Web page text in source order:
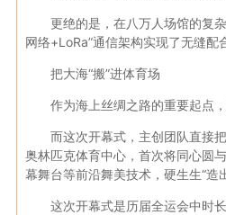
更绝的是，在八万人场馆的复
网络+LoRa”通信架构实现了无缝配
把大海“搬”进体育场
作为海上丝绸之路的重要起点，
而这次开幕式，主创团队直
奥林匹克体育中心，首次将同心圆
幕舞台等前沿舞美技术，硬生生“
这次开幕式是历届全运会中时